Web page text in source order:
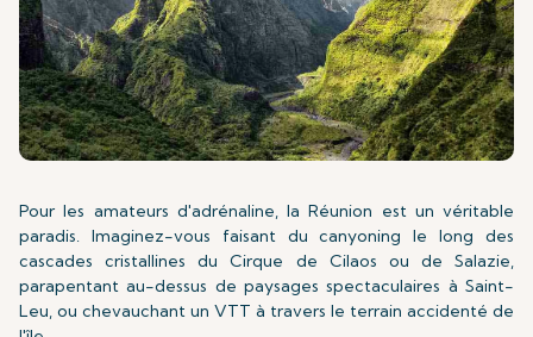
Pour les amateurs d'adrénaline, la Réunion est un véritable
paradis. Imaginez-vous faisant du canyoning le long des
cascades cristallines du Cirque de Cilaos ou de Salazie,
parapentant au-dessus de paysages spectaculaires à Saint-
Leu, ou chevauchant un VTT à travers le terrain accidenté de